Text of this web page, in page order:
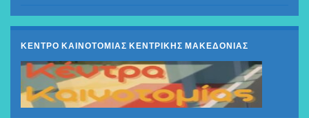
ΚΕΝΤΡΟ ΚΑΙΝΟΤΟΜΙΑΣ ΚΕΝΤΡΙΚΗΣ ΜΑΚΕΔΟΝΙΑΣ